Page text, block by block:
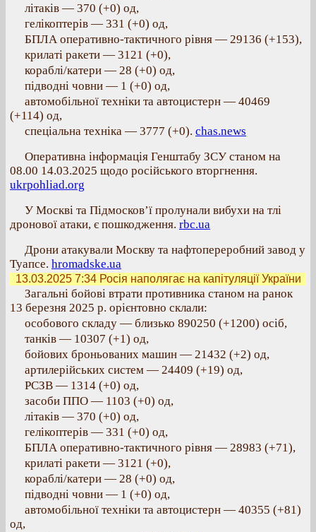
літаків — 370 (+0) од,
гелікоптерів — 331 (+0) од,
БПЛА оперативно-тактичного рівня — 29136 (+153),
крилаті ракети — 3121 (+0),
кораблі/катери — 28 (+0) од,
підводні човни — 1 (+0) од,
автомобільної техніки та автоцистерн — 40469
(+114) од,
спеціальна техніка — 3777 (+0). chas.news
Оперативна інформація Генштабу ЗСУ станом на
08.00 14.03.2025 щодо російського вторгнення.
ukrpohliad.org
У Москві та Підмосков’ї пролунали вибухи на тлі
дронової атаки, є пошкодження. rbc.ua
Дрони атакували Москву та нафтопереробний завод у
Туапсе. hromadske.ua
13.03.2025 7:34Росія наполягає на капітуляції України
Загальні бойові втрати противника станом на ранок
13 березня 2025 р. орієнтовно склали:
особового складу — близько 890250 (+1200) осіб,
танків — 10307 (+1) од,
бойових броньованих машин — 21432 (+2) од,
артилерійських систем — 24409 (+19) од,
РСЗВ — 1314 (+0) од,
засоби ППО — 1103 (+0) од,
літаків — 370 (+0) од,
гелікоптерів — 331 (+0) од,
БПЛА оперативно-тактичного рівня — 28983 (+71),
крилаті ракети — 3121 (+0),
кораблі/катери — 28 (+0) од,
підводні човни — 1 (+0) од,
автомобільної техніки та автоцистерн — 40355 (+81)
од,